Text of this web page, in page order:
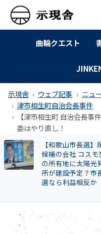
曲輪クエスト
示現舎 ウェブ記事 ニュ
津市相生町自治会長事件
【津市相生町 自治会長事
委はやり直し！
【和歌山市長選】
候補の会社 コスモ
の所有地に太陽光
所が建設予定？市
選なら利益相反か